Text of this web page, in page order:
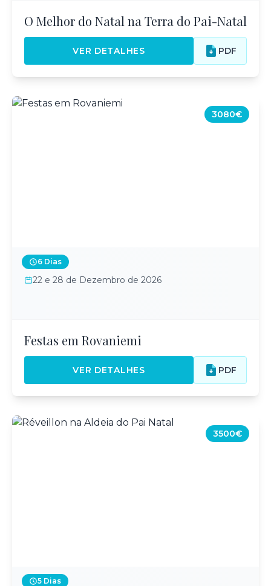
O Melhor do Natal na Terra do Pai-Natal
VER DETALHES PDF
3080€
6 Dias
22 e 28 de Dezembro de 2026
Festas em Rovaniemi
VER DETALHES PDF
3500€
5 Dias